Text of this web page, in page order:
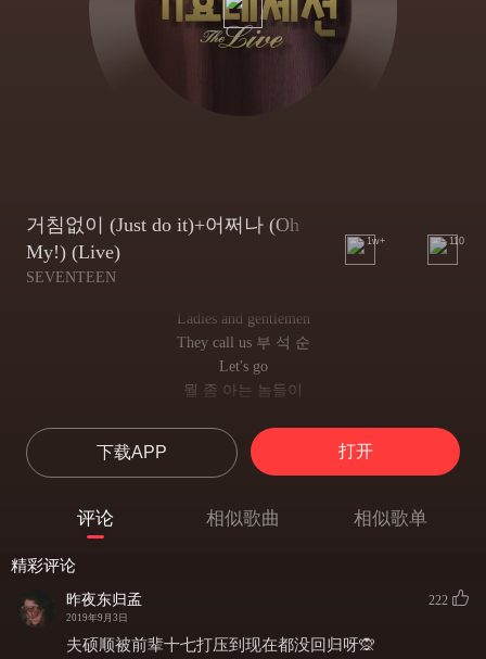
거침없이 (Just do it)+어쩌나 (Oh
My!) (Live)
SEVENTEEN
1w+ 110
Ladies and gentlemen
They call us 부 석 순
Let's go
뭘 좀 아는 놈들이
이게 뭔가 싶을 걸
Ueueo
세상살이 걷어차
걷어차 걷어차 차 차 차
손을 뻗어서 hello
下载APP 打开
评论 相似歌曲 相似歌单
精彩评论
昨夜东归孟
2019年9月3日
222
夫硕顺被前辈十七打压到现在都没回归呀🙊